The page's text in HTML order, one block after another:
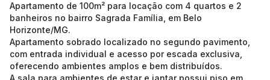
Apartamento de 100m² para locação com 4 quartos e 2
banheiros no bairro Sagrada Família, em Belo
Horizonte/MG.
Apartamento sobrado localizado no segundo pavimento,
com entrada individual e acesso por escada exclusiva,
oferecendo ambientes amplos e bem distribuídos.
A sala para ambientes de estar e jantar possui piso em